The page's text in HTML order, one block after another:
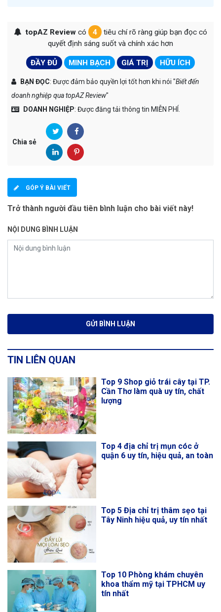
topAZ Reviewcó 4
tiêu chí rõ ràng giúp bạn đọc có
quyết định sáng suốt và chính xác hơn
ĐẦY ĐỦ MINH BẠCH GIÁ TRỊ HỮU ÍCH
BẠN ĐỌC: Được đảm bảo quyền lợi tốt hơn khi nói "Biết đến
doanh nghiệp qua topAZ Review"
DOANH NGHIỆP: Được đăng tải thông tin MIỄN PHÍ.
Chia sẻ
GÓP Ý BÀI VIẾT
Trở thành người đầu tiên bình luận cho bài viết này!
NỘI DUNG BÌNH LUẬN
TIN LIÊN QUAN
Top 9 Shop giỏ trái cây tại TP.
Cần Thơ làm quà uy tín, chất
lượng
Top 4 địa chỉ trị mụn cóc ở
quận 6 uy tín, hiệu quả, an toàn
Top 5 Địa chỉ trị thâm sẹo tại
Tây Ninh hiệu quả, uy tín nhất
Top 10 Phòng khám chuyên
khoa thẩm mỹ tại TPHCM uy
tín nhất